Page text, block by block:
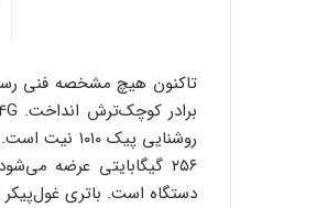
دستگاه است. باتری غول‌پیکر ۷۵۰۰ میلی‌آمپرساعتی با شارژ سریع ۴۵ واتی نیز از نقاط برجسته این مدل به شمار می‌رود.